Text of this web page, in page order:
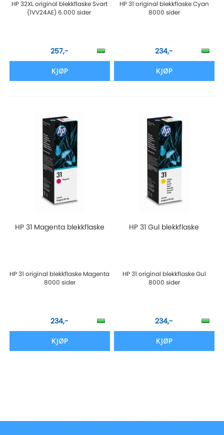
HP 32XL original blekkflaske Svart
(1VV24AE) 6.000 sider
257,-
KJØP
HP 31 original blekkflaske Cyan
8000 sider
234,-
KJØP
HP 31 Magenta blekkflaske
HP 31 original blekkflaske Magenta
8000 sider
234,-
KJØP
HP 31 Gul blekkflaske
HP 31 original blekkflaske Gul
8000 sider
234,-
KJØP